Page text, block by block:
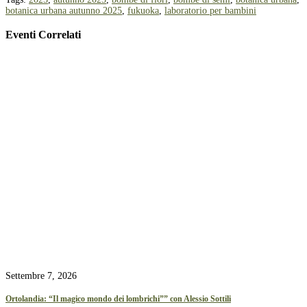
botanica urbana autunno 2025, fukuoka, laboratorio per bambini
Eventi Correlati
Settembre 7, 2026
Ortolandia: “Il magico mondo dei lombrichi”” con Alessio Sottili